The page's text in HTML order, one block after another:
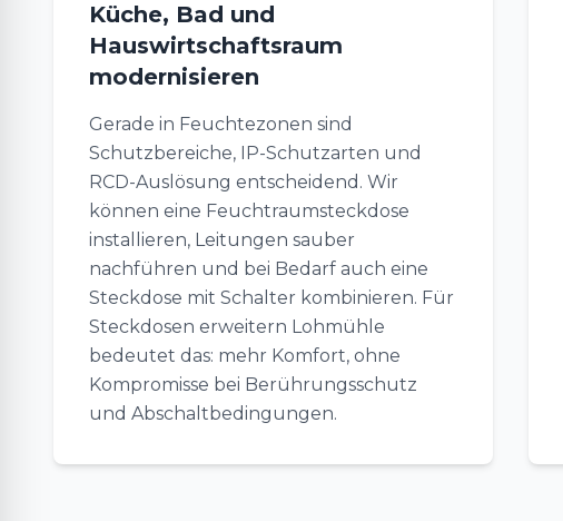
Küche, Bad und
Hauswirtschaftsraum
modernisieren
Gerade in Feuchtezonen sind
Schutzbereiche, IP-Schutzarten und
RCD-Auslösung entscheidend. Wir
können eine Feuchtraumsteckdose
installieren, Leitungen sauber
nachführen und bei Bedarf auch eine
Steckdose mit Schalter kombinieren. Für
Steckdosen erweitern Lohmühle
bedeutet das: mehr Komfort, ohne
Kompromisse bei Berührungsschutz
und Abschaltbedingungen.